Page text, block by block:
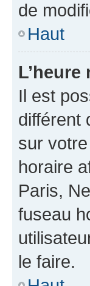
de
Haut
L’heure
Il est
différent
sur
horaire
Paris,
fuseau
le faire.